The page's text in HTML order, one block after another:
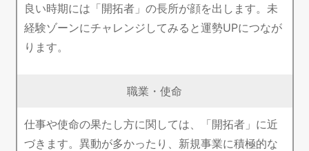
良い時期には「開拓者」の長所が顔を出します。未
経験ゾーンにチャレンジしてみると運勢UPにつなが
ります。
職業・使命
仕事や使命の果たし方に関しては、「開拓者」に近
づきます。異動が多かったり、新規事業に積極的な